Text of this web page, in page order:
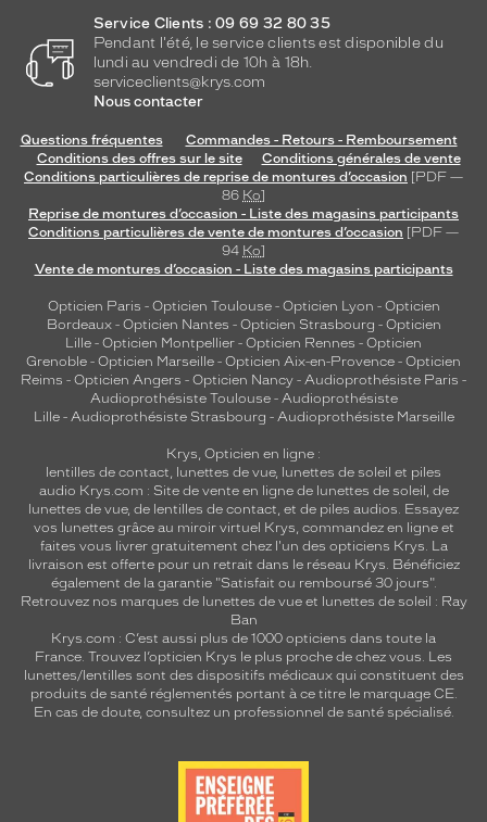
Service Clients : 09 69 32 80 35
Pendant l'été, le service clients est disponible du
lundi au vendredi de 10h à 18h.
serviceclients@krys.com
Nous contacter
Questions fréquentes
Commandes - Retours - Remboursement
Conditions des offres sur le site
Conditions générales de vente
Conditions particulières de reprise de montures d’occasion [PDF —
86 Ko]
Reprise de montures d’occasion - Liste des magasins participants
Conditions particulières de vente de montures d’occasion [PDF —
94 Ko]
Vente de montures d’occasion - Liste des magasins participants
Opticien Paris - Opticien Toulouse- Opticien Lyon - Opticien
Bordeaux- Opticien Nantes - Opticien Strasbourg - Opticien
Lille - Opticien Montpellier - Opticien Rennes - Opticien
Grenoble - Opticien Marseille - Opticien Aix-en-Provence - Opticien
Reims - Opticien Angers - Opticien Nancy - Audioprothésiste Paris -
Audioprothésiste Toulouse- Audioprothésiste
Lille- Audioprothésiste Strasbourg - Audioprothésiste Marseille
Krys, Opticien en ligne :
lentilles de contact, lunettes de vue, lunettes de soleil et piles
audio Krys.com : Site de vente en ligne de lunettes de soleil, de
lunettes de vue, de lentilles de contact, et de piles audios. Essayez
vos lunettes grâce au miroir virtuel Krys, commandez en ligne et
faites vous livrer gratuitement chez l'un des opticiens Krys. La
livraison est offerte pour un retrait dans le réseau Krys. Bénéficiez
également de la garantie "Satisfait ou remboursé 30 jours".
Retrouvez nos marques de lunettes de vue et lunettes de soleil : Ray
Ban
Krys.com : C’est aussi plus de 1000 opticiens dans toute la
France. Trouvez l’opticien Krys le plus proche de chez vous. Les
lunettes/lentilles sont des dispositifs médicaux qui constituent des
produits de santé réglementés portant à ce titre le marquage CE.
En cas de doute, consultez un professionnel de santé spécialisé.